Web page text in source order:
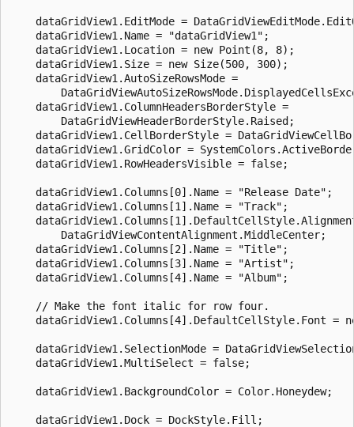
dataGridView1.EditMode =
    dataGridView1.Name = "dataGridView1";
    dataGridView1.Location = new Point(8, 8);
    dataGridView1.Size = new Size(500, 300);
    dataGridView1.AutoSizeRowsMode =
    dataGridView1.ColumnHeadersBorderStyle =
        DataGridViewHeaderBorderStyle.Raised;
dataGridView1.CellBorderStyle =
dataGridView1.GridColor =
    dataGridView1.RowHeadersVisible = false;
    dataGridView1.Columns[0].Name = "Release Date";
    dataGridView1.Columns[1].Name = "Track";
        DataGridViewContentAlignment.MiddleCenter;
    dataGridView1.Columns[2].Name = "Title";
    dataGridView1.Columns[3].Name = "Artist";
    dataGridView1.Columns[4].Name = "Album";
    // Make the font italic for row four.
dataGridView1.Columns[4].DefaultCellStyle.Font =
dataGridView1.SelectionMode =
    dataGridView1.MultiSelect = false;
    dataGridView1.BackgroundColor = Color.Honeydew;
    dataGridView1.Dock = DockStyle.Fill;